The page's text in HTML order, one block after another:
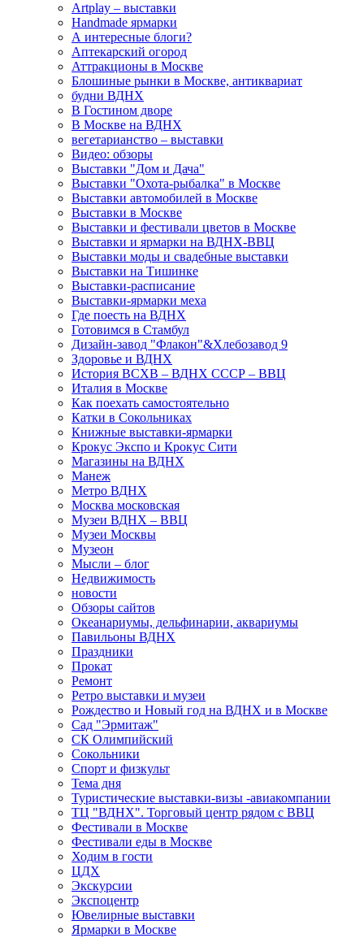
Artplay – выставки
Handmade ярмарки
А интересные блоги?
Аптекарский огород
Аттракционы в Москве
Блошиные рынки в Москве, антиквариат
будни ВДНХ
В Гостином дворе
В Москве на ВДНХ
вегетарианство – выставки
Видео: обзоры
Выставки "Дом и Дача"
Выставки "Охота-рыбалка" в Москве
Выставки автомобилей в Москве
Выставки в Москве
Выставки и фестивали цветов в Москве
Выставки и ярмарки на ВДНХ-ВВЦ
Выставки моды и свадебные выставки
Выставки на Тишинке
Выставки-расписание
Выставки-ярмарки меха
Где поесть на ВДНХ
Готовимся в Стамбул
Дизайн-завод "Флакон"&Хлебозавод 9
Здоровье и ВДНХ
История ВСХВ – ВДНХ СССР – ВВЦ
Италия в Москве
Как поехать самостоятельно
Катки в Сокольниках
Книжные выставки-ярмарки
Крокус Экспо и Крокус Сити
Магазины на ВДНХ
Манеж
Метро ВДНХ
Москва московская
Музеи ВДНХ – ВВЦ
Музеи Москвы
Музеон
Мысли – блог
Недвижимость
новости
Обзоры сайтов
Океанариумы, дельфинарии, аквариумы
Павильоны ВДНХ
Праздники
Прокат
Ремонт
Ретро выставки и музеи
Рождество и Новый год на ВДНХ и в Москве
Сад "Эрмитаж"
СК Олимпийский
Сокольники
Спорт и физкульт
Тема дня
Туристические выставки-визы -авиакомпании
ТЦ "ВДНХ". Торговый центр рядом с ВВЦ
Фестивали в Москве
Фестивали еды в Москве
Ходим в гости
ЦДХ
Экскурсии
Экспоцентр
Ювелирные выставки
Ярмарки в Москве